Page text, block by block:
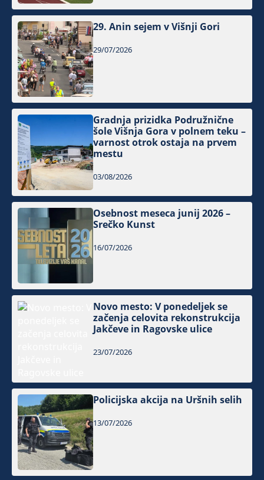
29. Anin sejem v Višnji Gori
29/07/2026
Gradnja prizidka Podružnične
šole Višnja Gora v polnem teku –
varnost otrok ostaja na prvem
mestu
03/08/2026
Osebnost meseca junij 2026 –
Srečko Kunst
16/07/2026
Novo mesto: V ponedeljek se
začenja celovita rekonstrukcija
Jakčeve in Ragovske ulice
23/07/2026
Policijska akcija na Uršnih selih
13/07/2026